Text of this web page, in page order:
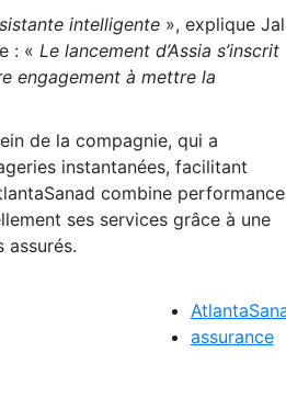
intelligente», explique
: « Le lancement d’Assia s’inscrit
engagement à mettre la
de la compagnie, qui a
instantanées, facilitant
combine performance
ses services grâce à une
assurés.
assurance